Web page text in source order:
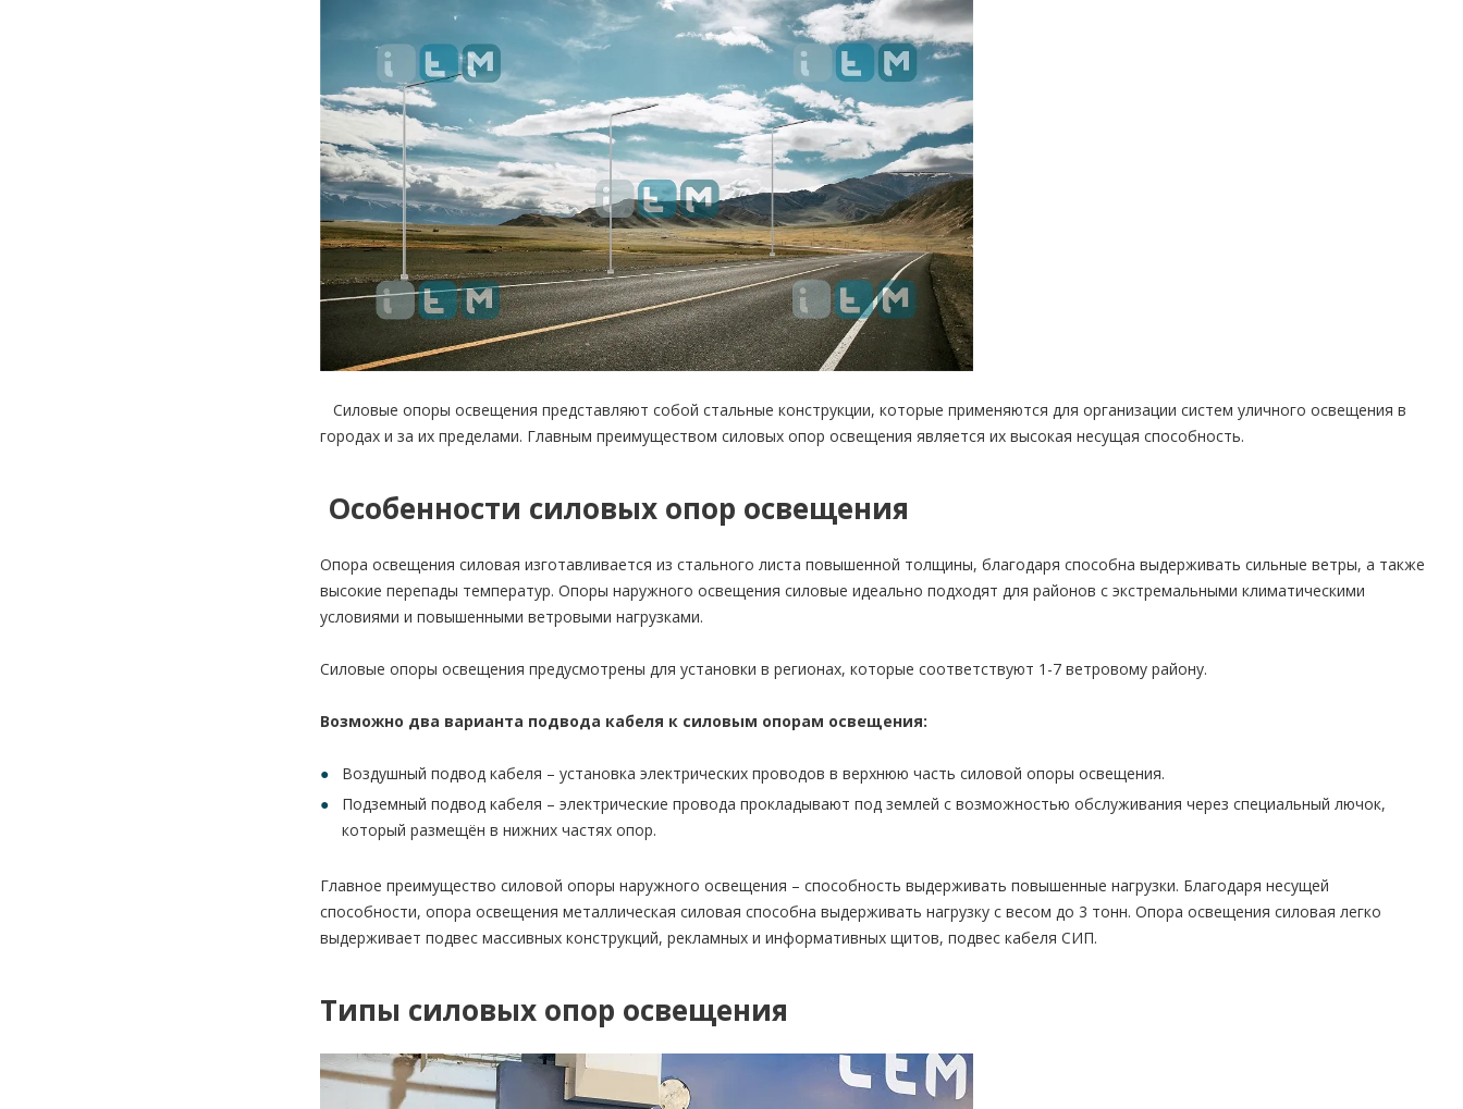
Силовые опоры освещения представляют собой стальные конструкции, которые применяются для организации систем уличного освещения в
городах и за их пределами. Главным преимуществом силовых опор освещения является их высокая несущая способность.
Особенности силовых опор освещения
Опора освещения силовая изготавливается из стального листа повышенной толщины, благодаря способна выдерживать сильные ветры, а также
высокие перепады температур. Опоры наружного освещения силовые идеально подходят для районов с экстремальными климатическими
условиями и повышенными ветровыми нагрузками.
Силовые опоры освещения предусмотрены для установки в регионах, которые соответствуют 1-7 ветровому району.
Возможно два варианта подвода кабеля к силовым опорам освещения:
Воздушный подвод кабеля – установка электрических проводов в верхнюю часть силовой опоры освещения.
Подземный подвод кабеля – электрические провода прокладывают под землей с возможностью обслуживания через специальный лючок,
который размещён в нижних частях опор.
Главное преимущество силовой опоры наружного освещения – способность выдерживать повышенные нагрузки. Благодаря несущей
способности, опора освещения металлическая силовая способна выдерживать нагрузку с весом до 3 тонн. Опора освещения силовая легко
выдерживает подвес массивных конструкций, рекламных и информативных щитов, подвес кабеля СИП.
Типы силовых опор освещения